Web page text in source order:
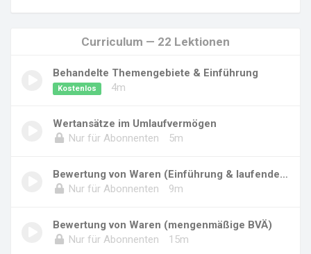
Curriculum — 22 Lektionen
Behandelte Themengebiete & Einführung
Kostenlos 4m
Wertansätze im Umlaufvermögen
Nur für Abonnenten
5m
Bewertung von Waren (Einführung & laufende Bu...
Nur für Abonnenten
9m
Bewertung von Waren (mengenmäßige BVÄ)
Nur für Abonnenten
15m